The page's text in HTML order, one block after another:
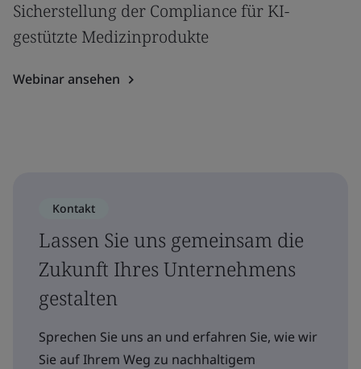
Sicherstellung der Compliance für KI-
gestützte Medizinprodukte
Webinar ansehen
Kontakt
Lassen Sie uns gemeinsam die
Zukunft Ihres Unternehmens
gestalten
Sprechen Sie uns an und erfahren Sie, wie wir
Sie auf Ihrem Weg zu nachhaltigem